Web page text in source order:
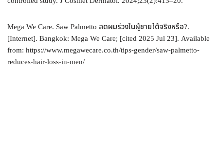
Mega We Care. Saw Palmetto ลดผมร่วงในผู้ชายได้จริงหรือ?.
[Internet]. Bangkok: Mega We Care; [cited 2025 Jul 23]. Available
from: https://www.megawecare.co.th/tips-gender/saw-palmetto-
reduces-hair-loss-in-men/